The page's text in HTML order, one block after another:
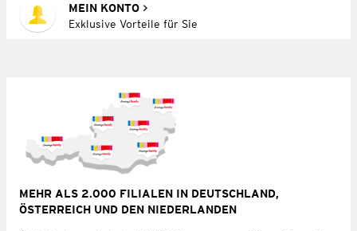
MEIN KONTO
Exklusive Vorteile für Sie
MEHR ALS 2.000 FILIALEN IN DEUTSCHLAND,
ÖSTERREICH UND DEN NIEDERLANDEN